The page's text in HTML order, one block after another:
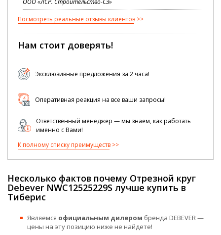
Посмотреть реальные отзывы клиентов
Нам стоит доверять!
Эксклюзивные предложения за 2 часа!
Оперативная реакция на все ваши запросы!
Ответственный менеджер — мы знаем, как работать
именно с Вами!
К полному списку преимуществ
Несколько фактов почему Отрезной круг
Debever NWC12525229S лучше купить в
Тиберис
Являемся официальным дилером бренда DEBEVER —
цены на эту позицию ниже не найдете!